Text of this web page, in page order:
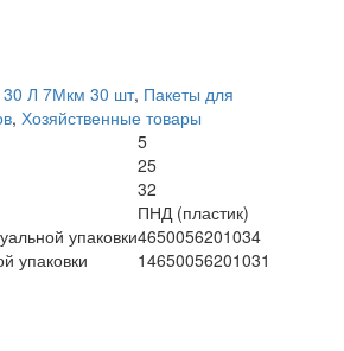
Л 7Мкм 30 шт, Пакеты для
, Хозяйственные товары
5
25
32
ПНД (пластик)
упаковки4650056201034
упаковки
14650056201031